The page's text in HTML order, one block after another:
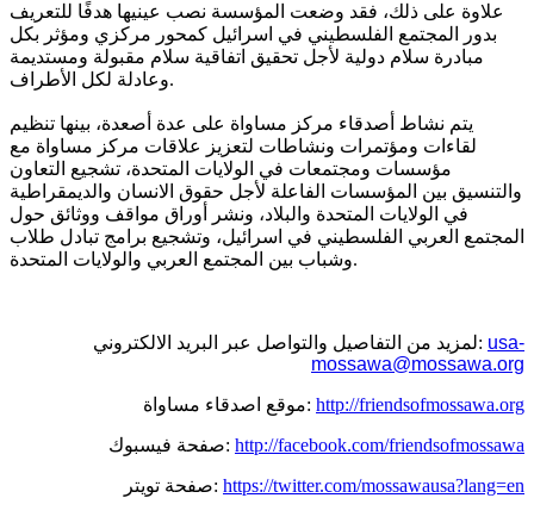
علاوة على ذلك، فقد وضعت المؤسسة نصب عينيها هدفًا للتعريف
بدور المجتمع الفلسطيني في اسرائيل كمحور مركزي ومؤثر بكل
مبادرة سلام دولية لأجل تحقيق اتفاقية سلام مقبولة ومستديمة
وعادلة لكل الأطراف.
يتم نشاط أصدقاء مركز مساواة على عدة أصعدة، بينها تنظيم
لقاءات ومؤتمرات ونشاطات لتعزيز علاقات مركز مساواة مع
مؤسسات ومجتمعات في الولايات المتحدة، تشجيع التعاون
والتنسيق بين المؤسسات الفاعلة لأجل حقوق الانسان والديمقراطية
في الولايات المتحدة والبلاد، ونشر أوراق مواقف ووثائق حول
المجتمع العربي الفلسطيني في اسرائيل، وتشجيع برامج تبادل طلاب
وشباب بين المجتمع العربي والولايات المتحدة.
لمزيد من التفاصيل والتواصل عبر البريد الالكتروني: usa-
mossawa@mossawa.org
موقع اصدقاء مساواة: http://friendsofmossawa.org
صفحة فيسبوك: http://facebook.com/friendsofmossawa
صفحة تويتر: https://twitter.com/mossawausa?lang=en